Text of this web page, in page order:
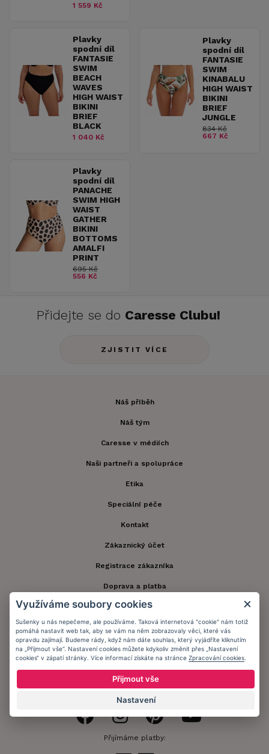
1 559 Kč
Plavky
spodní díl
FANTASIE
SWIM
BEACH
WAVES
HIGH WAIST
BIKINI
BRIEF
BLACK
1 040 Kč
Plavky
spodní díl
FANTASIE
SWIM
KINABALU
HIGH WAIST
BIKINI
BRIEF
JUNGLE
834 Kč
667 Kč
Plavky
spodní díl
PANACHE
SWIM HIGH
WAIST
GATHER
BIKINI
BOTTOMS
AMALFI
PRINT
695 Kč
556 Kč
Přidejte se do Caresse Clubu!
ZJISTIT VÍCE
Náš příběh
Náš tým
Caresse v médiích
Naši partneři a spolupráce
Etika
Speciální péče
Kontakt
Zákaznický účet
Registrace zákazníka
Doprava a platba
Obchodní podmínky
Ochrana osobních údajů
Informační memorandum
Zůstaňte s námi v kontaktu.
Přijímáme platby:
Využíváme soubory cookies
Sušenky u nás nepečeme, ale používáme. Taková internetová "cookie" nám totiž
pomáhá nastavit web tak, aby se vám na něm zobrazovaly věci, které vás
opravdu zajímají. Budeme rády, když nám dáte souhlas, který vyjádříte kliknutím
na „Přijmout vše“. Nastavení cookies můžete kdykoliv změnit přes „Nastavení
cookies“ v zápatí stránky. Více informací získáte na stránce Zpracování cookies
Přijmout vše
Nastavení